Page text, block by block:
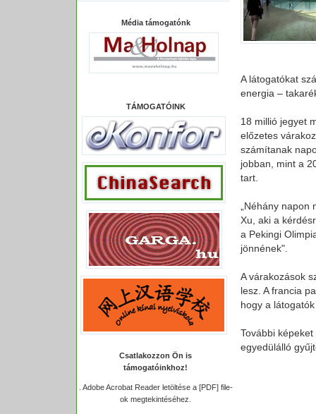
Média támogatónk
TÁMOGATÓINK
Csatlakozzon Ön is
támogatóinkhoz!
Adobe Acrobat Reader letöltése a [PDF] file-
ok megtekintéséhez.
A látogatókat
energia –
18 millió jegyet
előzetes
számítanak
jobban, mint a
tart.
„Néhány
Xu, aki a
a Pekingi
jönnének".
A várakozások
lesz. A francia
hogy a
További
egyedülálló